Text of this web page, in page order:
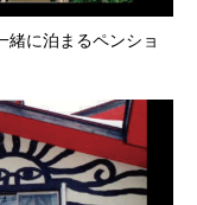
緒に泊まるペンショ